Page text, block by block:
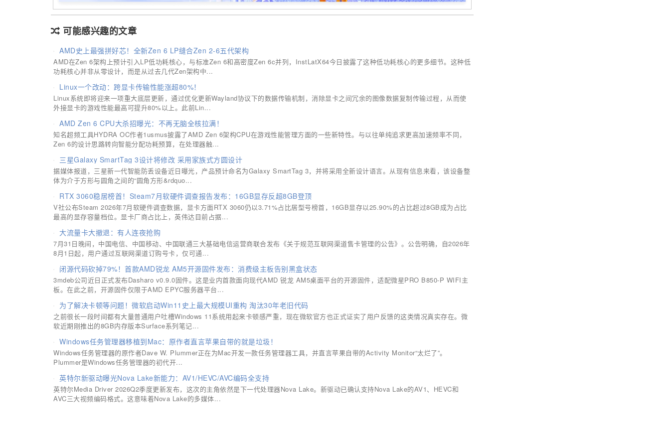
可能感兴趣的文章
AMD史上最强拼好芯！全新Zen 6 LP缝合Zen 2-6五代架构
AMD在Zen 6架构上预计引入LP低功耗核心，与标准Zen 6和高密度Zen 6c并列，InstLatX64今日披露了这种低功耗核心的更多细节。这种低
功耗核心并非从零设计，而是从过去几代Zen架构中...
Linux一个改动：跨显卡传输性能涨超80%！
Linux系统即将迎来一项重大底层更新，通过优化更新Wayland协议下的数据传输机制，消除显卡之间冗余的图像数据复制传输过程，从而使
外接显卡的游戏性能最高可提升80%以上。此前Lin...
AMD Zen 6 CPU大杀招曝光：不再无脑全核拉满！
知名超频工具HYDRA OC作者1usmus披露了AMD Zen 6架构CPU在游戏性能管理方面的一些新特性。与以往单纯追求更高加速频率不同，
Zen 6的设计思路转向智能分配功耗预算，在处理器触...
三星Galaxy SmartTag 3设计将修改 采用家族式方圆设计
据媒体报道，三星新一代智能防丢设备近日曝光，产品预计命名为Galaxy SmartTag 3，并将采用全新设计语言。从现有信息来看，该设备整
体为介于方形与圆角之间的“圆角方形&rdquo...
RTX 3060稳居榜首！Steam7月软硬件调查报告发布：16GB显存反超8GB登顶
V社公布Steam 2026年7月软硬件调查数据，显卡方面RTX 3060仍以3.71%占比居型号榜首，16GB显存以25.90%的占比超过8GB成为占比
最高的显存容量档位。显卡厂商占比上，英伟达目前占据...
大流量卡大撤退：有人连夜抢购
7月31日晚间，中国电信、中国移动、中国联通三大基础电信运营商联合发布《关于规范互联网渠道售卡管理的公告》。公告明确，自2026年
8月1日起，用户通过互联网渠道订购号卡，仅可通...
闭源代码砍掉79%！首款AMD锐龙 AM5开源固件发布：消费级主板告别黑盒状态
3mdeb公司近日正式发布Dasharo v0.9.0固件。这是业内首款面向现代AMD 锐龙 AM5桌面平台的开源固件，适配微星PRO B850-P WIFI主
板。在此之前，开源固件仅限于AMD EPYC服务器平台...
为了解决卡顿等问题！微软启动Win11史上最大规模UI重构 淘汰30年老旧代码
之前很长一段时间都有大量普通用户吐槽Windows 11系统用起来卡顿感严重，现在微软官方也正式证实了用户反馈的这类情况真实存在。微
软近期刚推出的8GB内存版本Surface系列笔记...
Windows任务管理器移植到Mac：原作者直言苹果自带的就是垃圾！
Windows任务管理器的原作者Dave W. Plummer正在为Mac开发一款任务管理器工具，并直言苹果自带的Activity Monitor“太烂了”。
Plummer是Windows任务管理器的初代开...
英特尔新驱动曝光Nova Lake新能力：AV1/HEVC/AVC编码全支持
英特尔Media Driver 2026Q2季度更新发布，这次的主角依然是下一代处理器Nova Lake。新驱动已确认支持Nova Lake的AV1、HEVC和
AVC三大视频编码格式。这意味着Nova Lake的多媒体...